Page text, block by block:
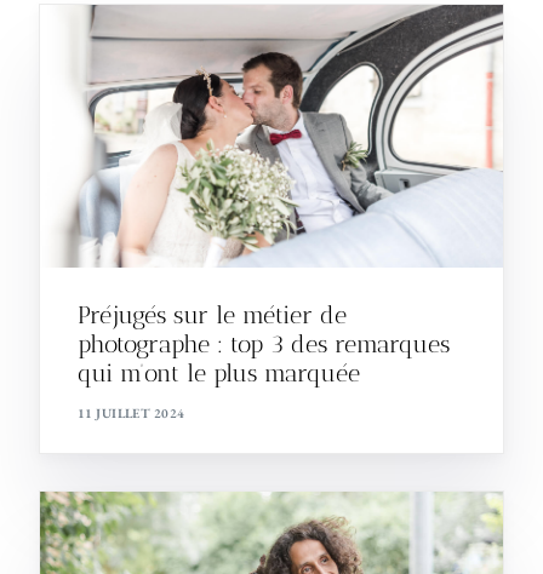
Préjugés sur le métier de
photographe : top 3 des remarques
qui m’ont le plus marquée
11 JUILLET 2024